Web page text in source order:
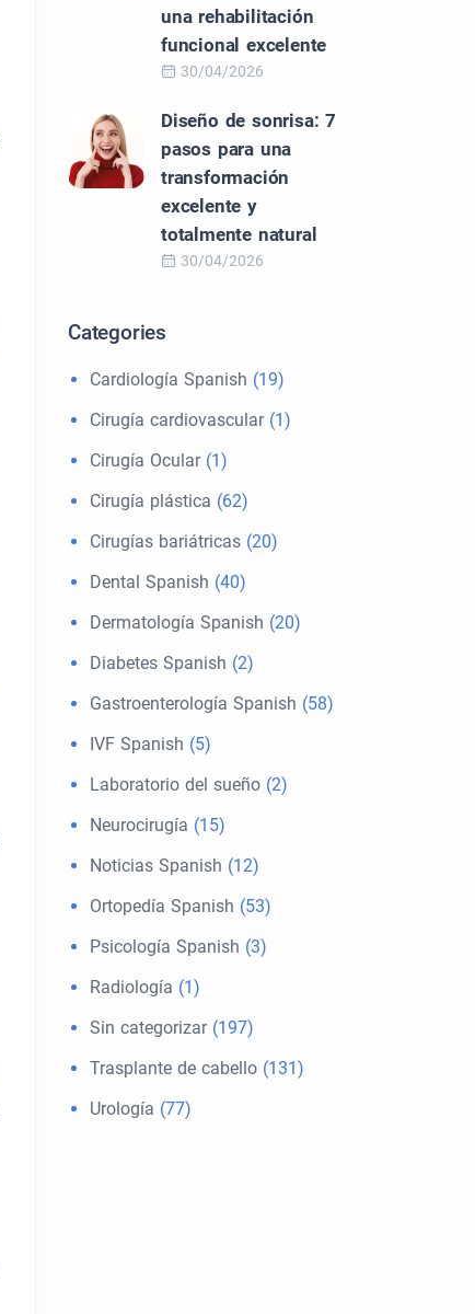
una rehabilitación
funcional excelente
30/04/2026
Diseño de sonrisa: 7
pasos para una
transformación
excelente y
totalmente natural
30/04/2026
Categories
Cardiología Spanish (19)
Cirugía cardiovascular(1)
Cirugía Ocular(1)
Cirugía plástica (62)
Cirugías bariátricas (20)
Dental Spanish (40)
Dermatología Spanish (20)
Diabetes Spanish (2)
Gastroenterología Spanish (58)
IVF Spanish (5)
Laboratorio del sueño (2)
Neurocirugía (15)
Noticias Spanish (12)
Ortopedía Spanish (53)
Psicología Spanish (3)
Radiología (1)
Sin categorizar(197)
Trasplante de cabello (131)
Urología (77)